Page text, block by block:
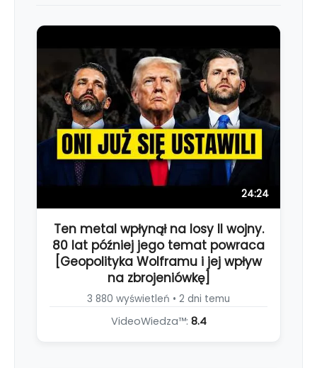
24:24
Ten metal wpłynął na losy II wojny.
80 lat później jego temat powraca
[Geopolityka Wolframu i jej wpływ
na zbrojeniówkę]
3 880 wyświetleń • 2 dni temu
VideoWiedza™: 8.4